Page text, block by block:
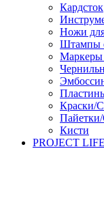
Кардсток
Ножи
Штампы
Маркеры
Краски/
Кисти
PROJECT